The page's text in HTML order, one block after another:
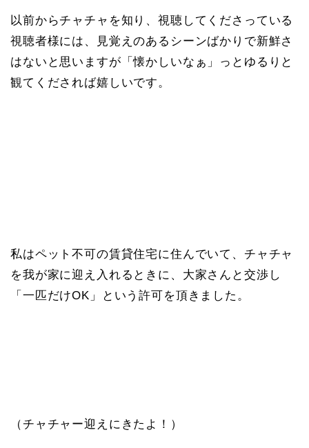
以前からチャチャを知り、視聴してくださっている
視聴者様には、見覚えのあるシーンばかりで新鮮さ
はないと思いますが「懐かしいなぁ」っとゆるりと
観てくだされば嬉しいです。
私はペット不可の賃貸住宅に住んでいて、チャチャ
を我が家に迎え入れるときに、大家さんと交渉し
「一匹だけOK」という許可を頂きました。
（チャチャー迎えにきたよ！）